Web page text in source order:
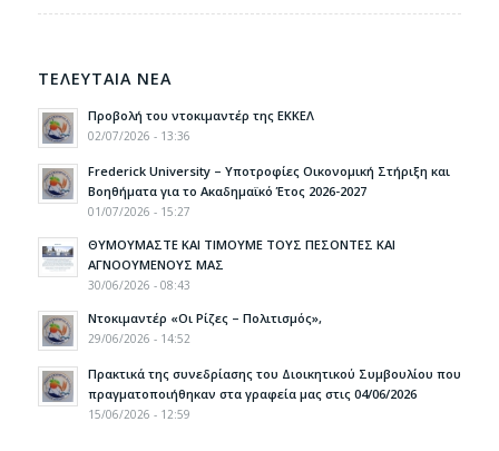
ΤΕΛΕΥΤΑΙΑ ΝΕΑ
Προβολή του ντοκιμαντέρ της ΕΚΚΕΛ
02/07/2026 - 13:36
Frederick University – Υποτροφίες Οικονομική Στήριξη και
Βοηθήματα για το Ακαδημαϊκό Έτος 2026-2027
01/07/2026 - 15:27
ΘΥΜΟΥΜΑΣΤΕ ΚΑΙ ΤΙΜΟΥΜΕ ΤΟΥΣ ΠΕΣΟΝΤΕΣ ΚΑΙ
ΑΓΝΟΟΥΜΕΝΟΥΣ ΜΑΣ
30/06/2026 - 08:43
Ντοκιμαντέρ «Οι Ρίζες – Πολιτισμός»,
29/06/2026 - 14:52
Πρακτικά της συνεδρίασης του Διοικητικού Συμβουλίου που
πραγματοποιήθηκαν στα γραφεία μας στις 04/06/2026
15/06/2026 - 12:59